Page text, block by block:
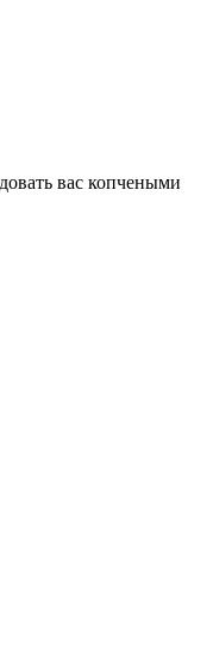
вас копчеными